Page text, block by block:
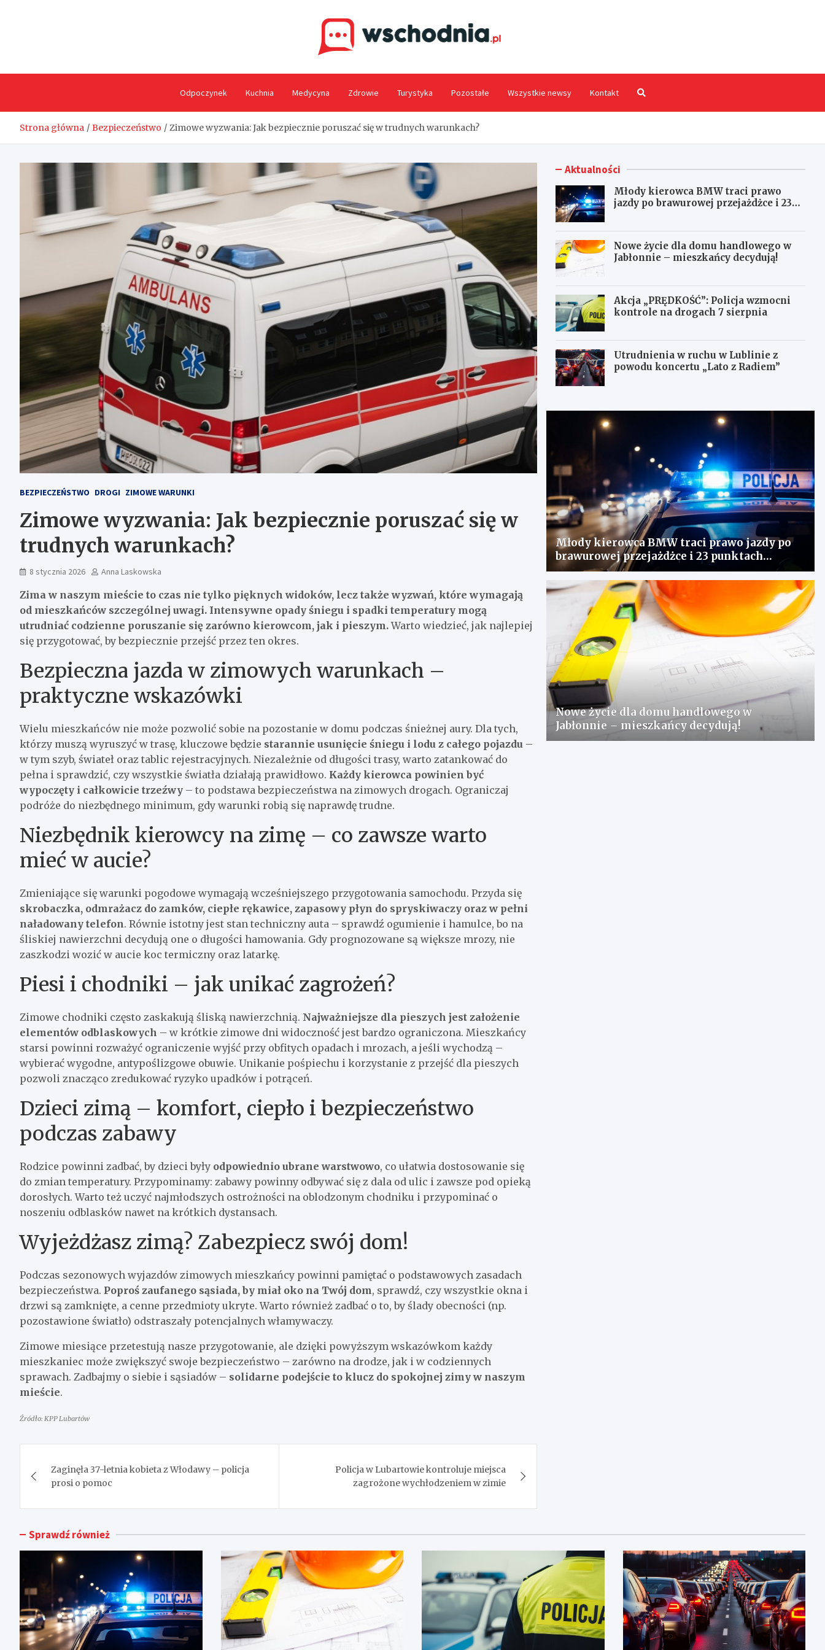
Odpoczynek Kuchnia Medycyna Zdrowie Turystyka Pozostałe Wszystkie newsy Kontakt
Strona główna Bezpieczeństwo Zimowe wyzwania: Jak bezpiecznie poruszać się w trudnych warunkach?
BEZPIECZEŃSTWO DROGI ZIMOWE WARUNKI
Zimowe wyzwania: Jak bezpiecznie poruszać się w
trudnych warunkach?
8 stycznia 2026 Anna Laskowska
Zima w naszym mieście to czas nie tylko pięknych widoków, lecz także wyzwań, które wymagają
od mieszkańców szczególnej uwagi. Intensywne opady śniegu i spadki temperatury mogą
utrudniać codzienne poruszanie się zarówno kierowcom, jak i pieszym.Warto wiedzieć, jak najlepiej
się przygotować, by bezpiecznie przejść przez ten okres.
Bezpieczna jazda w zimowych warunkach –
praktyczne wskazówki
Wielu mieszkańców nie może pozwolić sobie na pozostanie w domu podczas śnieżnej aury. Dla tych,
którzy muszą wyruszyć w trasę, kluczowe będzie starannie usunięcie śniegu i lodu z całego pojazdu –
w tym szyb, świateł oraz tablic rejestracyjnych. Niezależnie od długości trasy, warto zatankować do
pełna i sprawdzić, czy wszystkie światła działają prawidłowo. Każdy kierowca powinien być
wypoczęty i całkowicie trzeźwy – to podstawa bezpieczeństwa na zimowych drogach. Ograniczaj
podróże do niezbędnego minimum, gdy warunki robią się naprawdę trudne.
Niezbędnik kierowcy na zimę – co zawsze warto
mieć w aucie?
Zmieniające się warunki pogodowe wymagają wcześniejszego przygotowania samochodu. Przyda się
skrobaczka, odmrażacz do zamków, ciepłe rękawice, zapasowy płyn do spryskiwaczy oraz w pełni
naładowany telefon. Równie istotny jest stan techniczny auta – sprawdź ogumienie i hamulce, bo na
śliskiej nawierzchni decydują one o długości hamowania. Gdy prognozowane są większe mrozy, nie
zaszkodzi wozić w aucie koc termiczny oraz latarkę.
Piesi i chodniki – jak unikać zagrożeń?
Zimowe chodniki często zaskakują śliską nawierzchnią. Najważniejsze dla pieszych jest założenie
elementów odblaskowych – w krótkie zimowe dni widoczność jest bardzo ograniczona. Mieszkańcy
starsi powinni rozważyć ograniczenie wyjść przy obfitych opadach i mrozach, a jeśli wychodzą –
wybierać wygodne, antypoślizgowe obuwie. Unikanie pośpiechu i korzystanie z przejść dla pieszych
pozwoli znacząco zredukować ryzyko upadków i potrąceń.
Dzieci zimą – komfort, ciepło i bezpieczeństwo
podczas zabawy
Rodzice powinni zadbać, by dzieci były odpowiednio ubrane warstwowo, co ułatwia dostosowanie się
do zmian temperatury. Przypominamy: zabawy powinny odbywać się z dala od ulic i zawsze pod opieką
dorosłych. Warto też uczyć najmłodszych ostrożności na oblodzonym chodniku i przypominać o
noszeniu odblasków nawet na krótkich dystansach.
Wyjeżdżasz zimą? Zabezpiecz swój dom!
Podczas sezonowych wyjazdów zimowych mieszkańcy powinni pamiętać o podstawowych zasadach
bezpieczeństwa. Poproś zaufanego sąsiada, by miał oko na Twój dom, sprawdź, czy wszystkie okna i
drzwi są zamknięte, a cenne przedmioty ukryte. Warto również zadbać o to, by ślady obecności (np.
pozostawione światło) odstraszały potencjalnych włamywaczy.
Zimowe miesiące przetestują nasze przygotowanie, ale dzięki powyższym wskazówkom każdy
mieszkaniec może zwiększyć swoje bezpieczeństwo – zarówno na drodze, jak i w codziennych
sprawach. Zadbajmy o siebie i sąsiadów – solidarne podejście to klucz do spokojnej zimy w naszym
mieście.
Źródło: KPP Lubartów
wpisu
Zaginęła 37-letnia kobieta z Włodawy – policja
prosi o pomoc
Policja w Lubartowie kontroluje miejsca
zagrożone wychłodzeniem w zimie
Aktualności
Młody kierowca BMW traci prawo
jazdy po brawurowej przejażdżce i 23
Nowe życie dla domu handlowego w
Jabłonnie – mieszkańcy decydują!
Akcja „PRĘDKOŚĆ”: Policja wzmocni
kontrole na drogach 7 sierpnia
Utrudnienia w ruchu w Lublinie z
powodu koncertu „Lato z Radiem”
Młody kierowca BMW traci prawo jazdy po
brawurowej przejażdżce i 23 punktach
karnych
Nowe życie dla domu handlowego w
Jabłonnie – mieszkańcy decydują!
Sprawdź również